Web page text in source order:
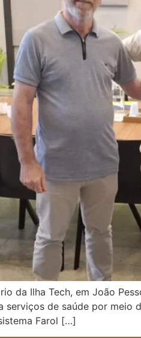
da Ilha Tech, em João
de saúde por
Farol […]